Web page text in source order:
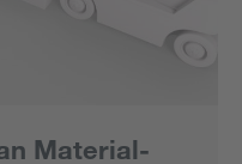
Material-